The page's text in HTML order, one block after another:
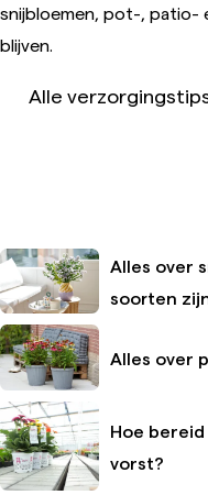
snijbloemen, pot-, patio-
blijven.
Alle
Alles over
soorten
Alles over
Hoe
vorst?